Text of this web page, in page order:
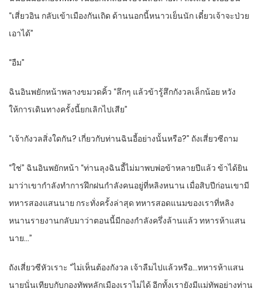
“เสี่ยวอิน กลับเข้าเมืองกันเถิด ด้านนอกนี้หนาวเย็นนัก เดี๋ยวเจ้าจะป่วย
เอาได้”
“อืม”
ฉินอินพยักหน้าพลางขมวดคิ้ว “ลึกๆ แล้วข้ารู้สึกกังวลเล็กน้อย หวัง
ให้การเดินทางครั้งนี้ยกเลิกไปเสีย”
“เจ้ากังวลสิ่งใดกัน? เกี่ยวกับท่านฉินอี้อย่างนั้นหรือ?” ถังเสี่ยวซีถาม
“ใช่” ฉินอินพยักหน้า “ท่านลุงฉินอี้ไม่มาพบพ่อข้าหลายปีแล้ว ข้าได้ยิน
มาว่าเขากำลังทำการฝึกฝนกำลังคนอยู่ที่หลิงหนาน เมื่อสิบปีก่อนเขามี
ทหารสองแสนนาย กระทั่งครั้งล่าสุด ทหารสอดแนมของเราที่หลิง
หนานรายงานกลับมาว่าตอนนี้มีกองกำลังครึ่งล้านแล้ว ทหารห้าแสน
นาย…”
ถังเสี่ยวซีหัวเราะ “ไม่เห็นต้องกังวล เจ้าลืมไปแล้วหรือ…ทหารห้าแสน
นายนั่นเทียบกับกองทัพหลักเมืองเราไม่ได้ อีกทั้งเรายังมีแม่ทัพอย่างท่าน